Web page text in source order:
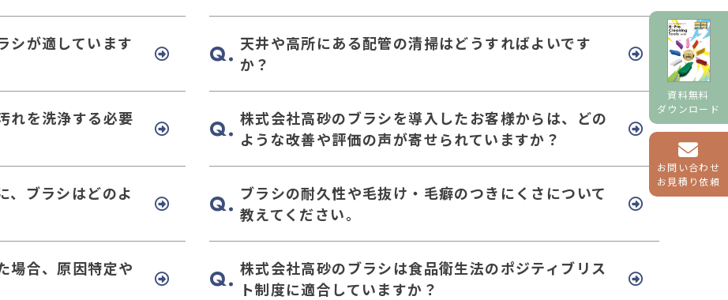
シが適しています
天井や高所にある配管の清掃はどうすればよいです
か？
れを洗浄する必要
株式会社高砂のブラシを導入したお客様からは、どの
ような改善や評価の声が寄せられていますか？
、ブラシはどのよ
ブラシの耐久性や毛抜け・毛癖のつきにくさについて
教えてください。
場合、原因特定や
株式会社高砂のブラシは食品衛生法のポジティブリス
ト制度に適合していますか？
資料無料
ダウンロード
お問い合わせ
お見積り依頼